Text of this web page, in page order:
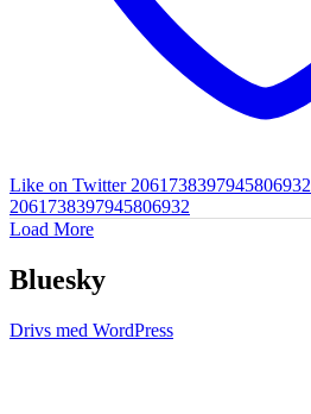
Like on Twitter 2061738397945806932
2061738397945806932
Load More
Bluesky
Drivs med WordPress